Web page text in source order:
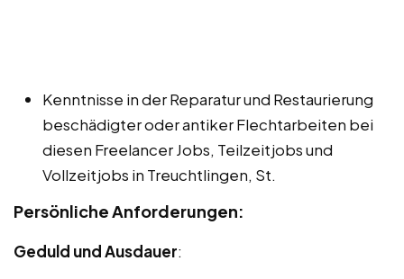
Kenntnisse in der Reparatur und Restaurierung
beschädigter oder antiker Flechtarbeiten bei
diesen Freelancer Jobs, Teilzeitjobs und
Vollzeitjobs in Treuchtlingen, St.
Persönliche Anforderungen:
Geduld und Ausdauer: